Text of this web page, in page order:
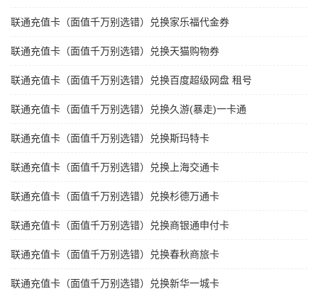
联通充值卡（面值千万别选错）兑换家乐福代金券
联通充值卡（面值千万别选错）兑换天猫购物券
联通充值卡（面值千万别选错）兑换百度超级网盘 租号
联通充值卡（面值千万别选错）兑换久游(暴走)一卡通
联通充值卡（面值千万别选错）兑换斯玛特卡
联通充值卡（面值千万别选错）兑换上海交通卡
联通充值卡（面值千万别选错）兑换杉德万通卡
联通充值卡（面值千万别选错）兑换商银通申付卡
联通充值卡（面值千万别选错）兑换春秋商旅卡
联通充值卡（面值千万别选错）兑换新华一城卡